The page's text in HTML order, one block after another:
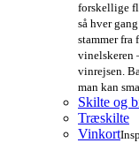
forskellige
så hver
stammer
vinelskeren
vinrejsen.
man kan
Skilte og
Træskilte
Vinkort